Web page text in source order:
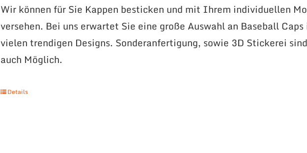
Wir können für Sie Kappen besticken und mit Ihrem individuellen
versehen. Bei uns erwartet Sie eine große Auswahl an Baseball Caps
vielen trendigen Designs. Sonderanfertigung, sowie 3D Stickerei sind
auch Möglich.
Details